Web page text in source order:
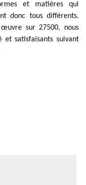
et matières qui
donc tous différents.
œuvre sur 27500, nous
et satisfaisants suivant